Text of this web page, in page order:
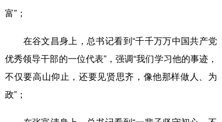
富”；
在谷文昌身上，总书记看到“千千万万中国共产党
优秀领导干部的一位代表”，强调“我们学习他的事迹，
不仅要高山仰止，还要见贤思齐，像他那样做人、为
政”；